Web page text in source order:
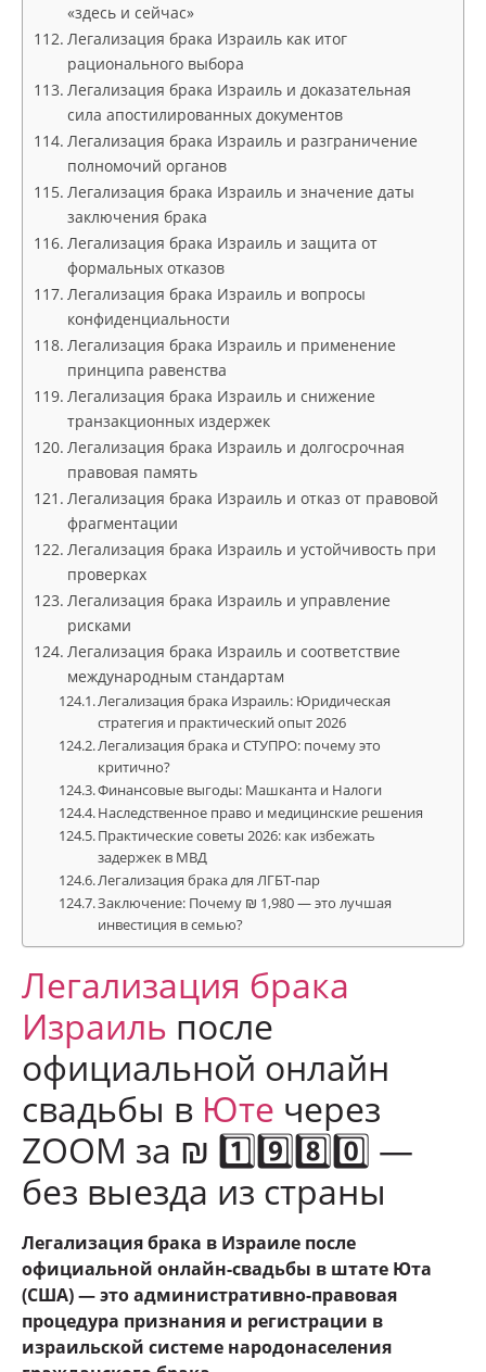
«здесь и сейчас»
Легализация брака Израиль как итог
рационального выбора
Легализация брака Израиль и доказательная
сила апостилированных документов
Легализация брака Израиль и разграничение
полномочий органов
Легализация брака Израиль и значение даты
заключения брака
Легализация брака Израиль и защита от
формальных отказов
Легализация брака Израиль и вопросы
конфиденциальности
Легализация брака Израиль и применение
принципа равенства
Легализация брака Израиль и снижение
транзакционных издержек
Легализация брака Израиль и долгосрочная
правовая память
Легализация брака Израиль и отказ от правовой
фрагментации
Легализация брака Израиль и устойчивость при
проверках
Легализация брака Израиль и управление
рисками
Легализация брака Израиль и соответствие
международным стандартам
Легализация брака Израиль: Юридическая
стратегия и практический опыт 2026
Легализация брака и СТУПРО: почему это
критично?
Финансовые выгоды: Машканта и Налоги
Наследственное право и медицинские решения
Практические советы 2026: как избежать
задержек в МВД
Легализация брака для ЛГБТ-пар
Заключение: Почему ₪ 1,980 — это лучшая
инвестиция в семью?
Легализация брака
Израиль после
официальной онлайн
свадьбы в Юте через
ZOOM за ₪ 1️⃣9️⃣8️⃣0️⃣ —
без выезда из страны
Легализация брака в Израиле после
официальной онлайн-свадьбы в штате Юта
(США) — это административно-правовая
процедура признания и регистрации в
израильской системе народонаселения